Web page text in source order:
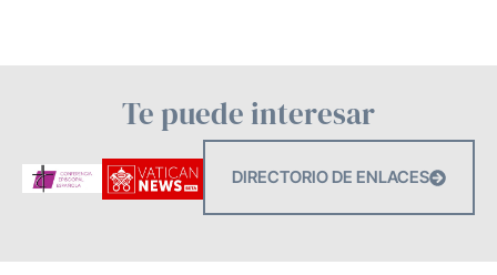
Te puede interesar
DIRECTORIO DE ENLACES